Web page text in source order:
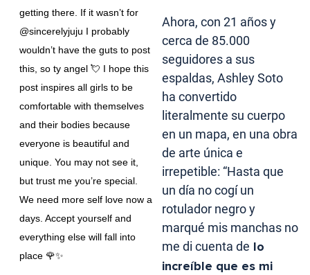
getting there. If it wasn’t for
@sincerelyjuju I probably
wouldn’t have the guts to post
this, so ty angel 💘 I hope this
post inspires all girls to be
comfortable with themselves
and their bodies because
everyone is beautiful and
unique. You may not see it,
but trust me you’re special.
We need more self love now a
days. Accept yourself and
everything else will fall into
place 🌹✨
Ahora, con 21 años y
cerca de 85.000
seguidores a sus
espaldas, Ashley Soto
ha convertido
literalmente su cuerpo
en un mapa, en una obra
de arte única e
irrepetible: “Hasta que
un día no cogí un
rotulador negro y
marqué mis manchas no
me di cuenta de lo
increíble que es mi